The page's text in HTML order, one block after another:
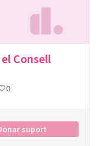
el Consell
0
suport